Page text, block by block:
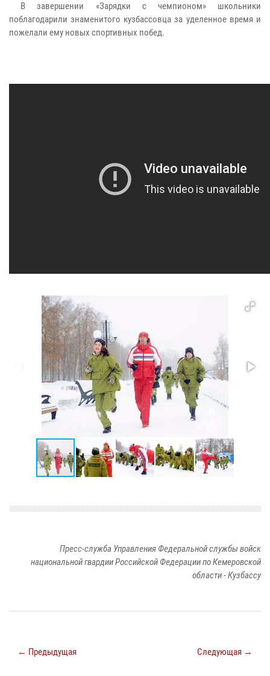
В завершении «Зарядки с чемпионом» школьники
поблагодарили знаменитого кузбассовца за уделенное время и
пожелали ему новых спортивных побед.
Пресс-служба Управления Федеральной службы войск
национальной гвардии Российской Федерации по Кемеровской
области - Кузбассу
← Предыдущая Следующая →